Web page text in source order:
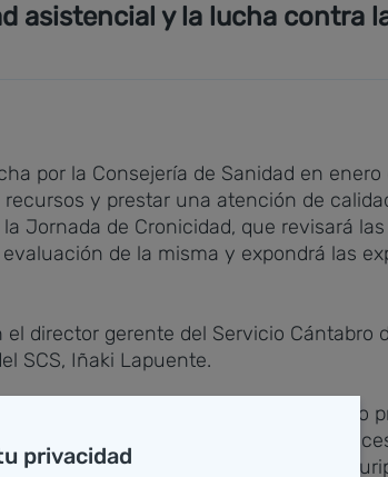
asistencial y la lucha contra
por la Consejería de Sanidad en
y prestar una atención de
Jornada de Cronicidad, que revisará
de la misma y expondrá las
director gerente del Servicio Cántabro
SCS, Iñaki Lapuente.
agudos, pero el envejecimiento
cuidar, ha dicho Real. Por eso, es
que en muchas ocasiones es
privacidad